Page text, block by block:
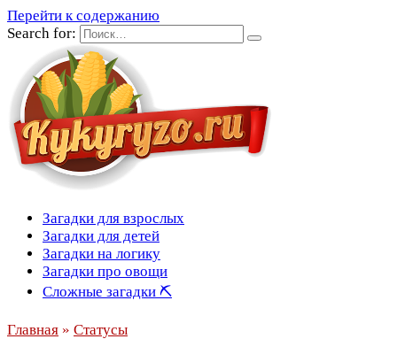
Перейти к содержанию
Search for:
Загадки для взрослых
Загадки для детей
Загадки на логику
Загадки про овощи
Сложные загадки ⛏
Главная » Статусы